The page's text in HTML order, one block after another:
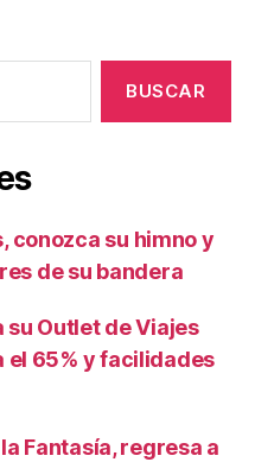
conozca su himno y
de su bandera
su Outlet de Viajes
el 65% y facilidades
Fantasía, regresa a